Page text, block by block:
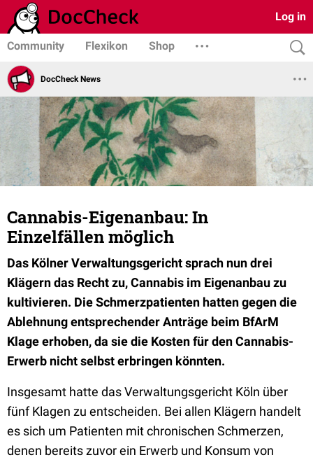
Log in
Community Flexikon Shop
DocCheck News
Cannabis-Eigenanbau: In
Einzelfällen möglich
Das Kölner Verwaltungsgericht sprach nun drei
Klägern das Recht zu, Cannabis im Eigenanbau zu
kultivieren. Die Schmerzpatienten hatten gegen die
Ablehnung entsprechender Anträge beim BfArM
Klage erhoben, da sie die Kosten für den Cannabis-
Erwerb nicht selbst erbringen könnten.
Insgesamt hatte das Verwaltungsgericht Köln über
fünf Klagen zu entscheiden. Bei allen Klägern handelt
es sich um Patienten mit chronischen Schmerzen,
denen bereits zuvor ein Erwerb und Konsum von